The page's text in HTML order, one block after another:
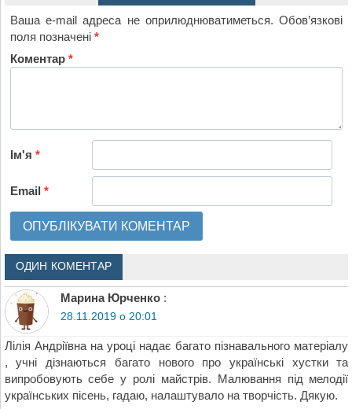
Ваша e-mail адреса не оприлюднюватиметься. Обов’язкові
поля позначені*
Коментар*
Ім'я*
Email*
ОДИН КОМЕНТАР
Марина Юрченко :
28.11.2019 о 20:01
Лілія Андріївна на уроці надає багато пізнавального матеріалу
, учні дізнаються багато нового про українські хустки та
випробовують себе у ролі майстрів. Малювання під мелодії
українських пісень, гадаю, налаштувало на творчість. Дякую.